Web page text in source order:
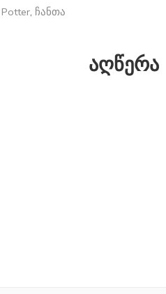
, ჩანთა
აღწერა